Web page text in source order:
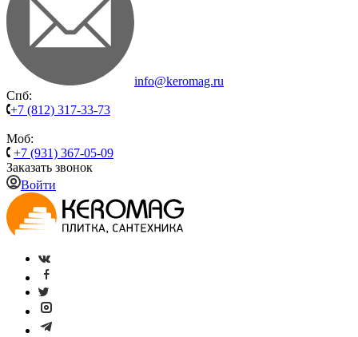
info@keromag.ru
Спб:
+7 (812) 317-33-73
Моб:
+7 (931) 367-05-09
Заказать звонок
Войти